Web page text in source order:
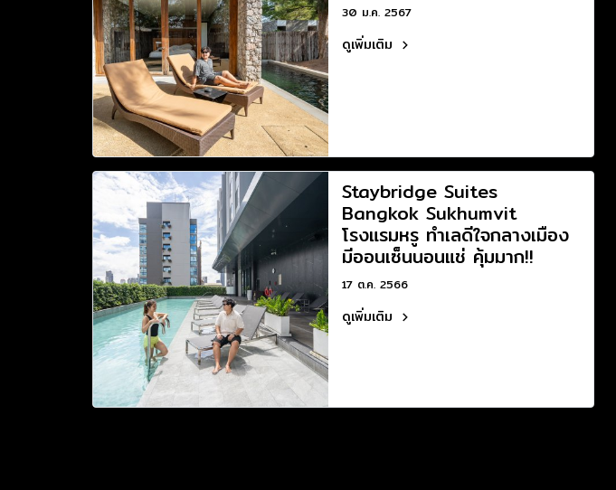
30 ม.ค. 2567
ดูเพิ่มเติม
Staybridge Suites
Bangkok Sukhumvit
โรงแรมหรู ทำเลดีใจกลางเมือง
มีออนเซ็นนอนแช่ คุ้มมาก!!
17 ต.ค. 2566
ดูเพิ่มเติม